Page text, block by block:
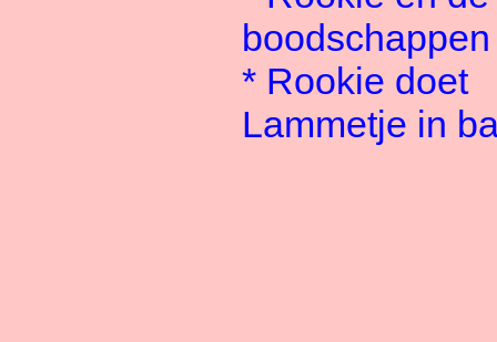
boodschappen
* Rookie doet
Lammetje in